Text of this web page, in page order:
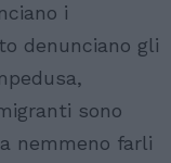
i
denunciano gli
sono
nemmeno farli